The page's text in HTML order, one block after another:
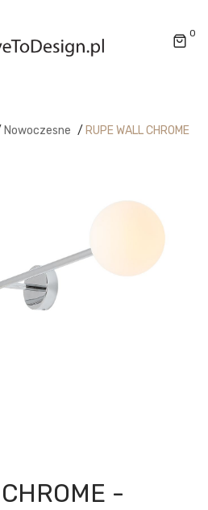
0
Nowoczesne / RUPE WALL CHROME
-